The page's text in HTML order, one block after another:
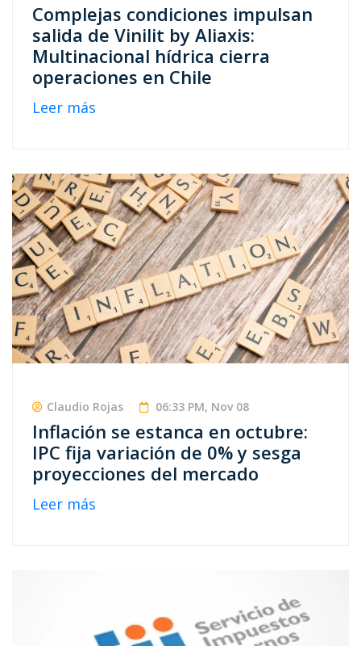
Complejas condiciones impulsan
salida de Vinilit by Aliaxis:
Multinacional hídrica cierra
operaciones en Chile
Leer más
Claudio Rojas 06:33 PM, Nov 08
Inflación se estanca en octubre:
IPC fija variación de 0% y sesga
proyecciones del mercado
Leer más